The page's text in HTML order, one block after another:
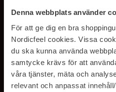
Denna webbplats använder
För att ge dig en bra
Nordicfeel cookies. Vissa
du ska kunna använda
samtycke krävs för att
våra tjänster, mäta och
relevant och anpassat
PRENUMERERA
NYHETSBREV
E-postadress
Genom att prenumerera accepterar